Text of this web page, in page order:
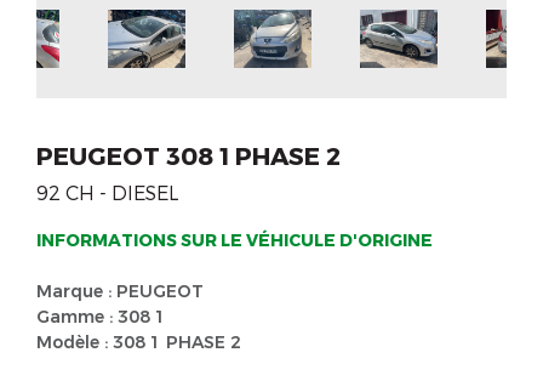
PEUGEOT 308 1 PHASE 2
92 CH - DIESEL
INFORMATIONS SUR LE VÉHICULE D'ORIGINE
Marque : PEUGEOT
Gamme : 308 1
Modèle : 308 1 PHASE 2